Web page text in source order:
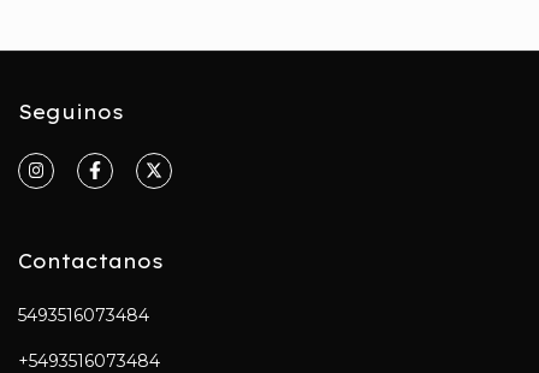
Seguinos
Contactanos
5493516073484
+5493516073484